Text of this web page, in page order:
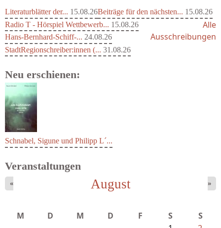
Literaturblätter der... 15.08.26Beiträge für den nächsten... 15.08.26
Radio T - Hörspiel Wettbewerb... 15.08.26
Hans-Bernhard-Schiff-... 24.08.26
StadtRegionschreiber:innen (... 31.08.26
Alle
Ausschreibungen
Neu erschienen:
Schnabel, Sigune und Philipp L´...
Veranstaltungen
August
« »
M D M D F S
S